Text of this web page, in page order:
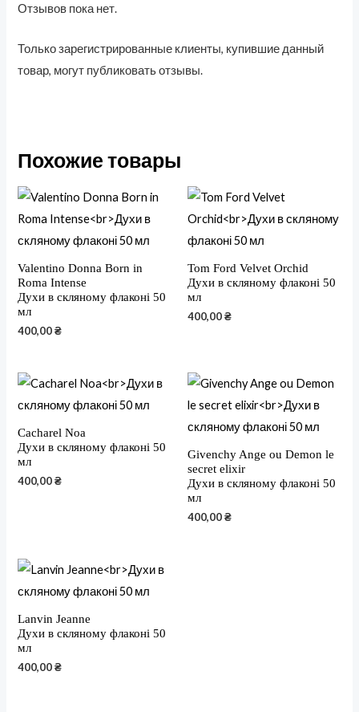
Отзывов пока нет.
Только зарегистрированные клиенты, купившие данный
товар, могут публиковать отзывы.
Похожие товары
Valentino Donna Born in
Roma Intense
Духи в скляному флаконі 50
мл
400,00₴
Tom Ford Velvet Orchid
Духи в скляному флаконі 50
мл
400,00₴
Cacharel Noa
Духи в скляному флаконі 50
мл
400,00₴
Givenchy Ange ou Demon le
secret elixir
Духи в скляному флаконі 50
мл
400,00₴
Lanvin Jeanne
Духи в скляному флаконі 50
мл
400,00₴